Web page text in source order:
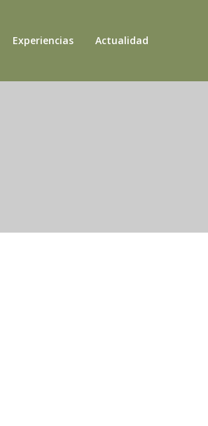
Experiencias Actualidad